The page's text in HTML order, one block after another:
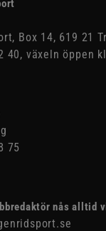
Box 14, 619 21
40, växeln öppen
75
nås alltid